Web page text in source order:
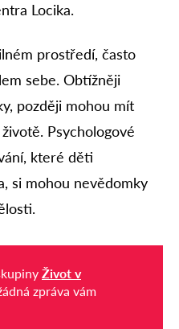
Locika.
prostředí, často
sebe. Obtížněji
později mohou mít
Psychologové
které děti
si mohou nevědomky
Život v
zpráva vám